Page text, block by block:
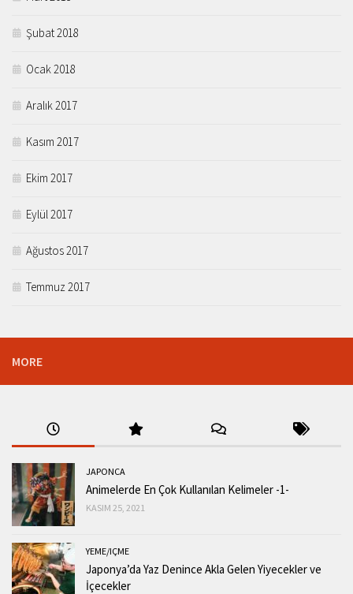
Şubat 2018
Ocak 2018
Aralık 2017
Kasım 2017
Ekim 2017
Eylül 2017
Ağustos 2017
Temmuz 2017
MORE
JAPONCA
Animelerde En Çok Kullanılan Kelimeler -1-
KASIM 25, 2021
YEME/IÇME
Japonya’da Yaz Denince Akla Gelen Yiyecekler ve
İçecekler